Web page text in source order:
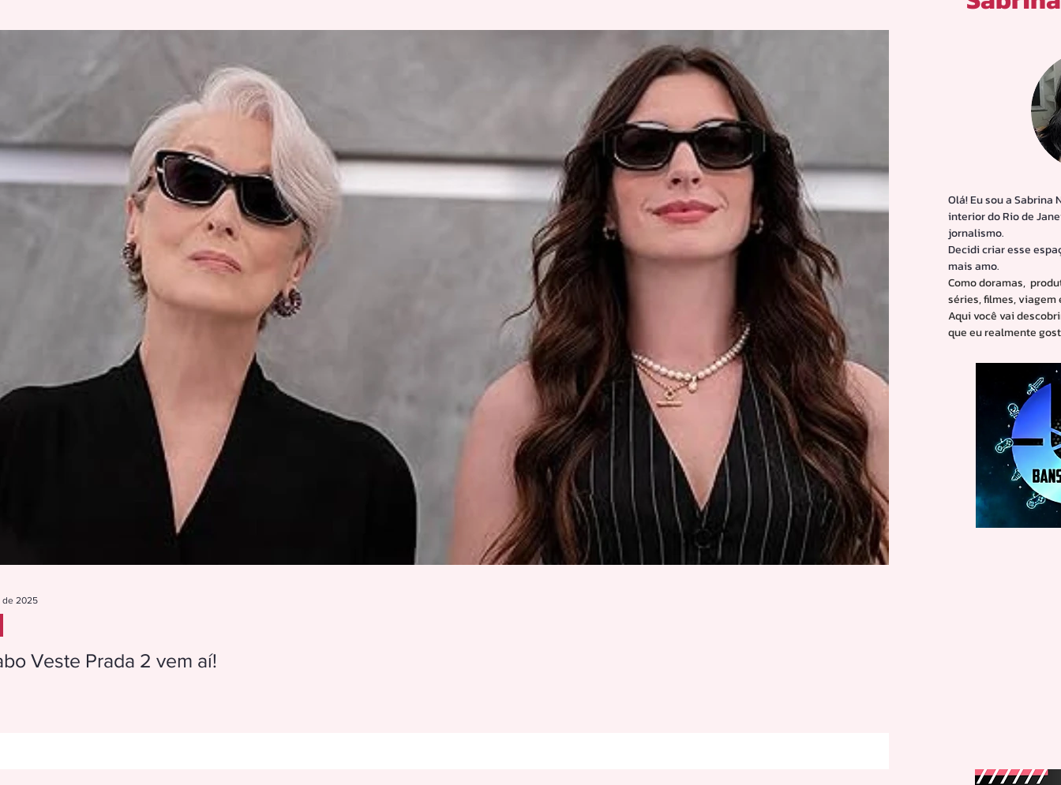
Veste Prada 2 vem aí!
de 2025
Olá! Eu sou a Sabrina
interior do Rio de
jornalismo.
Decidi criar esse
mais amo.
Como doramas,
séries, filmes,
Aqui você vai
que eu realmente